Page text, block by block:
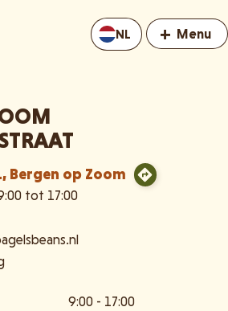
+ Menu
NL
Bergen op Zoom
tot 17:00
9:00 - 17:00